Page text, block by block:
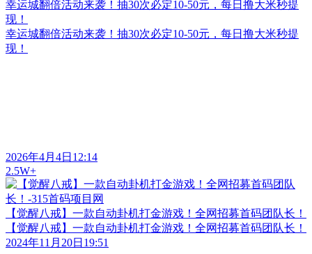
幸运城翻倍活动来袭！抽30次必定10-50元，每日撸大米秒提
现！
幸运城翻倍活动来袭！抽30次必定10-50元，每日撸大米秒提
现！
2026年4月4日12:14
2.5W+
【觉醒八戒】一款自动卦机打金游戏！全网招募首码团队长！
【觉醒八戒】一款自动卦机打金游戏！全网招募首码团队长！
2024年11月20日19:51